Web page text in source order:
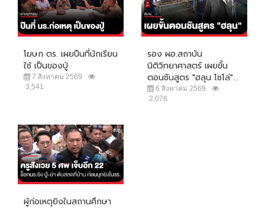
โฆษก ตร. เผยปืนที่นักเรียน
ใช้ เป็นของปู่
7 สิงหาคม 2569
3,541
รอง ผอ.สถาบัน
นิติวิทยาศาสตร์ เผยขั้น
ตอนชันสูตร "ฮลุน โซโล่"...
6 สิงหาคม 2569
2,076
ผู้ก่อเหตุยิงในสถานศึกษา